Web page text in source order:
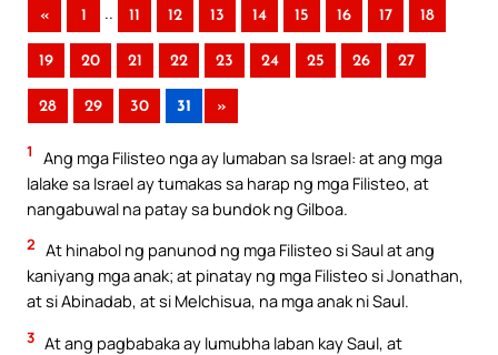
« 1 .. 11 12 13 14 15 16 17 18
19 20 21 22 23 24 25 26 27
28 29 30 31 »
1
Ang mga Filisteo nga ay lumaban sa Israel: at ang mga
lalake sa Israel ay tumakas sa harap ng mga Filisteo, at
nangabuwal na patay sa bundok ng Gilboa.
2 At hinabol ng panunod ng mga Filisteo si Saul at ang
kaniyang mga anak; at pinatay ng mga Filisteo si Jonathan,
at si Abinadab, at si Melchisua, na mga anak ni Saul.
3 At ang pagbabaka ay lumubha laban kay Saul, at